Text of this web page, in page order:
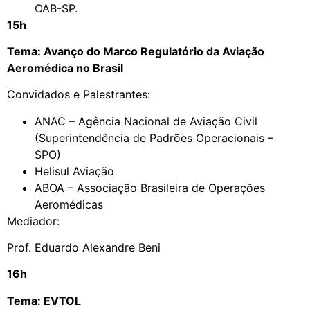
OAB-SP.
15h
Tema: Avanço do Marco Regulatório da Aviação
Aeromédica no Brasil
Convidados e Palestrantes:
ANAC – Agência Nacional de Aviação Civil
(Superintendência de Padrões Operacionais –
SPO)
Helisul Aviação
ABOA – Associação Brasileira de Operações
Aeromédicas
Mediador:
Prof. Eduardo Alexandre Beni
16h
Tema: EVTOL